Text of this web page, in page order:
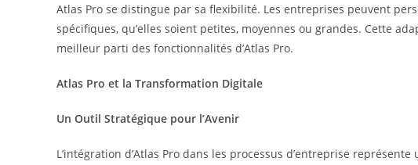
Atlas Pro se distingue par sa flexibilité. Les entreprises peuvent
spécifiques, qu’elles soient petites, moyennes ou grandes. Cette
meilleur parti des fonctionnalités d’Atlas Pro.
Atlas Pro et la Transformation Digitale
Un Outil Stratégique pour l’Avenir
L’intégration d’Atlas Pro dans les processus d’entreprise